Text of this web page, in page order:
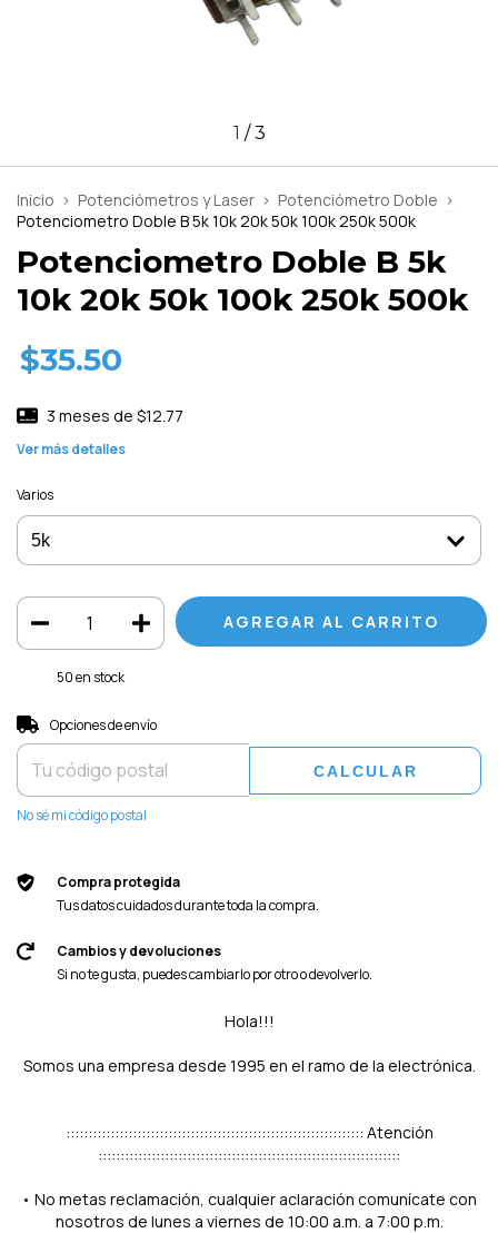
1 /3
Inicio > Potenciómetros y Laser > Potenciómetro Doble >
Potenciometro Doble B 5k 10k 20k 50k 100k 250k 500k
Potenciometro Doble B 5k
10k 20k 50k 100k 250k 500k
$35.50
3 meses de $12.77
Ver más detalles
Varios
50en stock
Entregas para el CP:
Opciones de envío
CALCULAR
No sé mi código postal
Compra protegida
Tus datos cuidados durante toda la compra.
Cambios y devoluciones
Si no te gusta, puedes cambiarlo por otro o devolverlo.
Hola!!!
Somos una empresa desde 1995 en el ramo de la electrónica.
::::::::::::::::::::::::::::::::::::::::::::::::::::::::::::::::::: Atención
::::::::::::::::::::::::::::::::::::::::::::::::::::::::::::::::::::
• No metas reclamación, cualquier aclaración comunícate con
nosotros de lunes a viernes de 10:00 a.m. a 7:00 p.m.